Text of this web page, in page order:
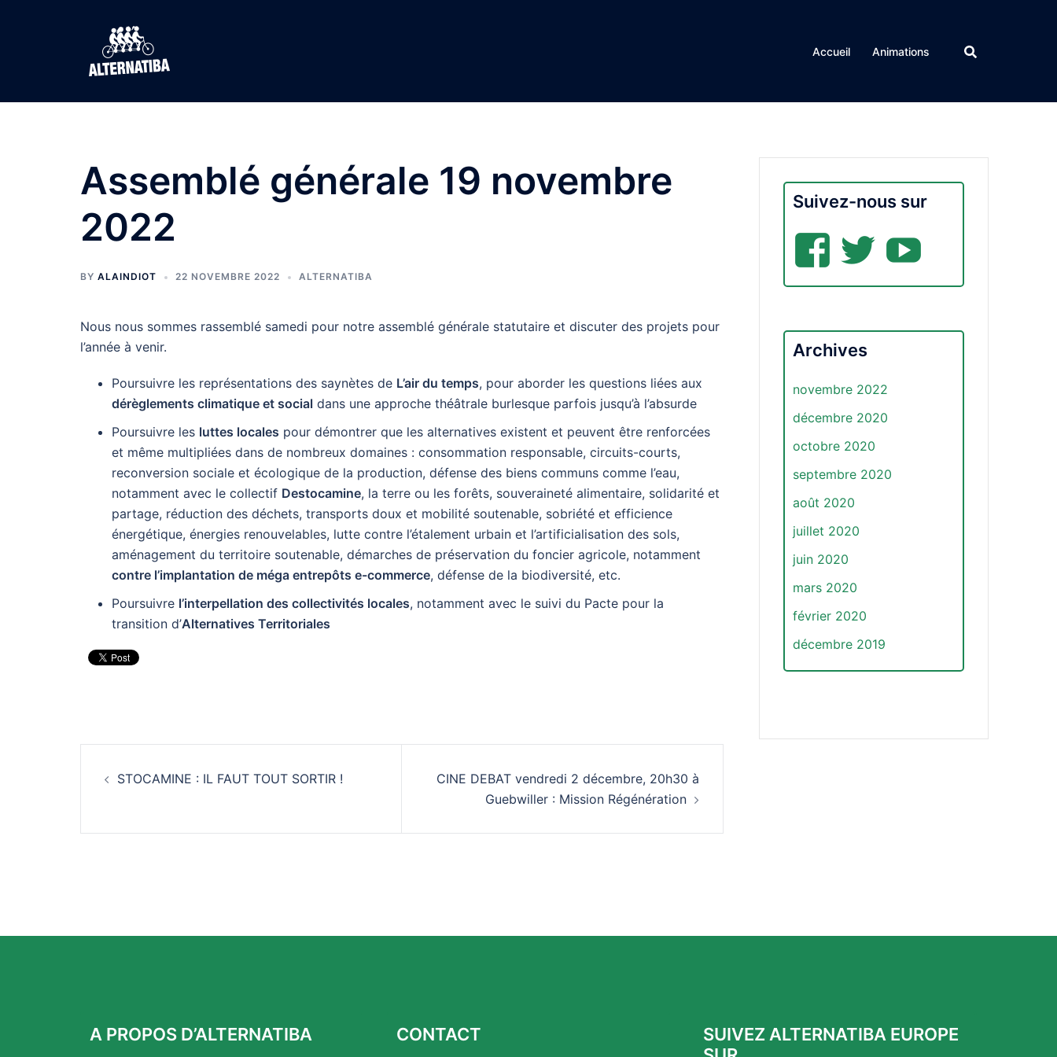
Accueil Animations
Assemblé générale 19 novembre
2022
BY ALAINDIOT 22 NOVEMBRE 2022 ALTERNATIBA
Nous nous sommes rassemblé samedi pour notre assemblé générale statutaire et discuter des projets pour
l’année à venir.
Poursuivre les représentations des saynètes de L’air du temps, pour aborder les questions liées aux
dérèglements climatique et social dans une approche théâtrale burlesque parfois jusqu’à l’absurde
Poursuivre les luttes locales pour démontrer que les alternatives existent et peuvent être renforcées
et même multipliées dans de nombreux domaines : consommation responsable, circuits-courts,
reconversion sociale et écologique de la production, défense des biens communs comme l’eau,
notamment avec le collectif Destocamine, la terre ou les forêts, souveraineté alimentaire, solidarité et
partage, réduction des déchets, transports doux et mobilité soutenable, sobriété et efficience
énergétique, énergies renouvelables, lutte contre l’étalement urbain et l’artificialisation des sols,
aménagement du territoire soutenable, démarches de préservation du foncier agricole, notamment
contre l’implantation de méga entrepôts e-commerce, défense de la biodiversité, etc.
Poursuivre l’interpellation des collectivités locales, notamment avec le suivi du Pacte pour la
transition d’Alternatives Territoriales
Navigation
STOCAMINE : IL FAUT TOUT SORTIR !
CINE DEBAT vendredi 2 décembre, 20h30 à
Guebwiller : Mission Régénération
Suivez-nous sur
Facebook
Twitter
Archives
novembre 2022
décembre 2020
octobre 2020
septembre 2020
août 2020
juillet 2020
juin 2020
mars 2020
février 2020
décembre 2019
A PROPOS D’ALTERNATIBA CONTACT
SUIVEZ ALTERNATIBA EUROPE